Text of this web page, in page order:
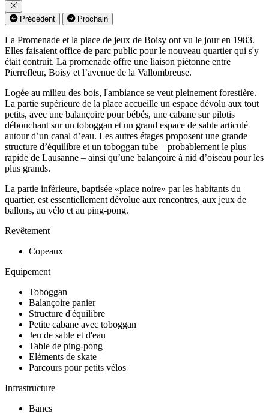
Précédent Prochain
La Promenade et la place de jeux de Boisy ont vu le jour en 1983.
Elles faisaient office de parc public pour le nouveau quartier qui s'y
était contruit. La promenade offre une liaison piétonne entre
Pierrefleur, Boisy et l’avenue de la Vallombreuse.
Logée au milieu des bois, l'ambiance se veut pleinement forestière.
La partie supérieure de la place accueille un espace dévolu aux tout
petits, avec une balançoire pour bébés, une cabane sur pilotis
débouchant sur un toboggan et un grand espace de sable articulé
autour d’un canal d’eau. Les autres étages proposent une grande
structure d’équilibre et un toboggan tube – probablement le plus
rapide de Lausanne – ainsi qu’une balançoire à nid d’oiseau pour les
plus grands.
La partie inférieure, baptisée «place noire» par les habitants du
quartier, est essentiellement dévolue aux rencontres, aux jeux de
ballons, au vélo et au ping-pong.
Revêtement
Copeaux
Equipement
Toboggan
Balançoire panier
Structure d'équilibre
Petite cabane avec toboggan
Jeu de sable et d'eau
Table de ping-pong
Eléments de skate
Parcours pour petits vélos
Infrastructure
Bancs